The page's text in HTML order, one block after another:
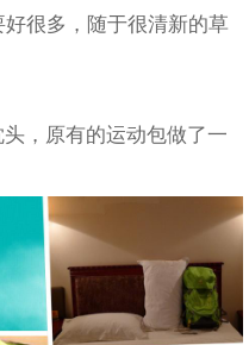
很多，随于很清新的草
，原有的运动包做了一